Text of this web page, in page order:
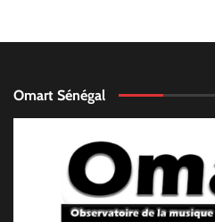
Omart Sénégal